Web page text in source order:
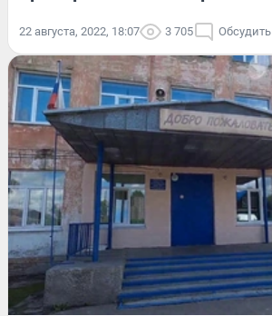
22 августа, 2022, 18:07 3 705 Обсудить